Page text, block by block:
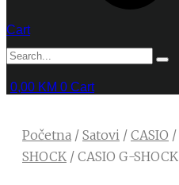
Cart
0,00 KM 0 Cart
Početna / Satovi / CASIO /
SHOCK / CASIO G-